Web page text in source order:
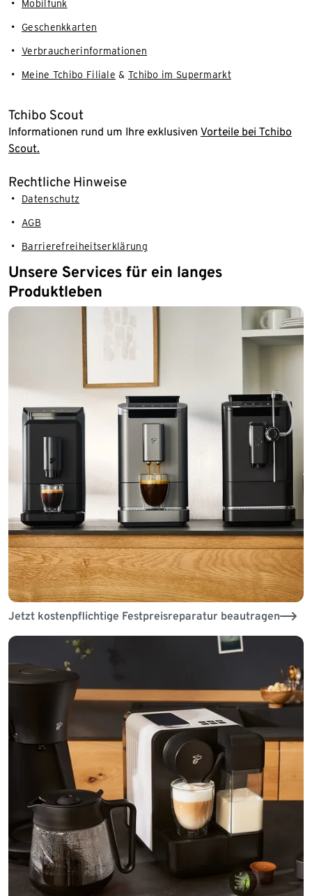
Mobilfunk
Geschenkkarten
Verbraucherinformationen
Meine Tchibo Filiale & Tchibo im Supermarkt
Tchibo Scout
Informationen rund um Ihre exklusiven Vorteile bei Tchibo
Scout.
Rechtliche Hinweise
Datenschutz
AGB
Barrierefreiheitserklärung
Unsere Services für ein langes
Produktleben
Jetzt kostenpflichtige Festpreisreparatur beautragen